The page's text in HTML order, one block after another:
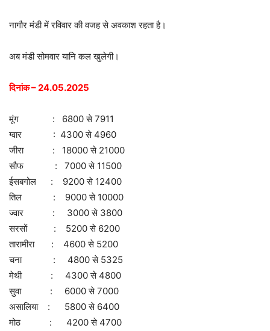
नागौर मंडी में रविवार की वजह से अवकाश रहता है।
अब मंडी सोमवार यानि कल खुलेगी।
दिनांक – 24.05.2025
मूंग : 6800 से 7911
ग्वार : 4300 से 4960
जीरा : 18000 से 21000
सौफ : 7000 से 11500
ईसबगोल : 9200 से 12400
तिल : 9000 से 10000
ज्वार : 3000 से 3800
सरसों : 5200 से 6200
तारामीरा : 4600 से 5200
चना : 4800 से 5325
मेथी : 4300 से 4800
सुवा : 6000 से 7000
असालिया : 5800 से 6400
मोठ : 4200 से 4700